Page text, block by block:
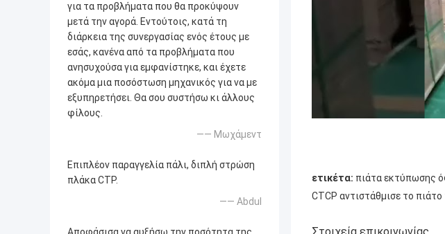
για τα προβλήματα που θα προκύψουν
μετά την αγορά. Εντούτοις, κατά τη
διάρκεια της συνεργασίας ενός έτους με
εσάς, κανένα από τα προβλήματα που
ανησυχούσα για εμφανίστηκε, και έχετε
ακόμα μια ποσόστωση μηχανικός για να με
εξυπηρετήσει. Θα σου συστήσω κι άλλους
φίλους.
—— Μωχάμεντ
Επιπλέον παραγγελία πάλι, διπλή στρώση
πλάκα CTP.
—— Abdul
ετικέτα: πιάτα εκτύπωσης
CTCP αντιστάθμισε το